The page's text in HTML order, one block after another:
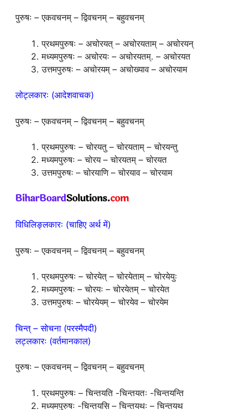
पुरुषः – एकवचनम् – द्विवचनम् – बहुवचनम्
प्रथमपुरुषः – अचोरयत् – अचोरयताम् – अचोरयन्
मध्यमपुरुषः – अचोरयः – अचोरयतम्. – अचोरयत
उत्तमपुरुषः – अचोरयम् – अचोख्याव – अचोरयाम
लोट्लकारः (आदेशवाचक)
पुरुषः – एकवचनम् – द्विवचनम् – बहुवचनम्
प्रथमपुरुषः – चोरयतु – चोरयताम् – चोरयन्तु
मध्यमपुरुषः – चोरय – चोरयतम् – चोरयत
उत्तमपुरुषः – चोरयाणि – चोरयाव – चोरयाम
विधिलिङ्लकारः (चाहिए अर्थ में)
पुरुषः – एकवचनम् – द्विवचनम् – बहुवचनम्
प्रथमपुरुषः – चोरयेत् – चोरयेताम् – चोरयेयुः
मध्यमपुरुषः – चोरयः – चोरयेतम् – चोरयेत
उत्तमपुरुषः – चोरयेयम् – चोरयेव – चोरयेम
चिन्त् – सोचना (परस्मैपदी)
लट्लकारः (वर्तमानकाल)
पुरुषः – एकवचनम् – द्विवचनम् – बहुवचनम्
प्रथमपुरुषः – चिन्तयति -चिन्तयतः -चिन्तयन्ति
मध्यमपुरुषः -चिन्तयसि – चिन्तयथः – चिन्तयथ